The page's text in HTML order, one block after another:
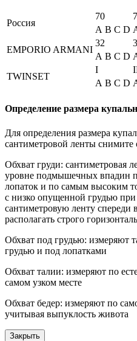
Россия
70
A B C D
EMPORIO ARMANI
32
A B C D
TWINSET
I
A B C D
Определение размера
Для определения размера
сантиметровой ленты снимите
Обхват груди: сантиметровая
уровне подмышечных впадин
лопаток и по самым высоким
с низко опущенной грудью
сантиметровую ленту спереди
располагать строго
Обхват под грудью: измеряют
грудью и под лопатками
Обхват талии: измеряют по
самом узком месте
Обхват бедер: измеряют по
учитывая выпуклость живота
Закрыть